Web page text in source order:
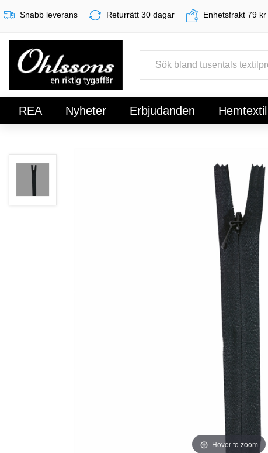
Snabb leverans Returrätt 30 dagar Enhetsfrakt 79 kr
REA Nyheter Erbjudanden Hemtextil
Hover to zoom